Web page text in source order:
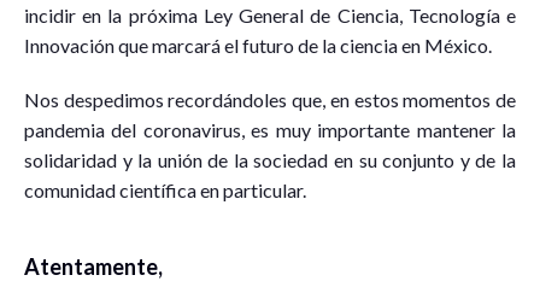
incidir en la próxima Ley General de Ciencia, Tecnología e
Innovación que marcará el futuro de la ciencia en México.
Nos despedimos recordándoles que, en estos momentos de
pandemia del coronavirus, es muy importante mantener la
solidaridad y la unión de la sociedad en su conjunto y de la
comunidad científica en particular.
Atentamente,